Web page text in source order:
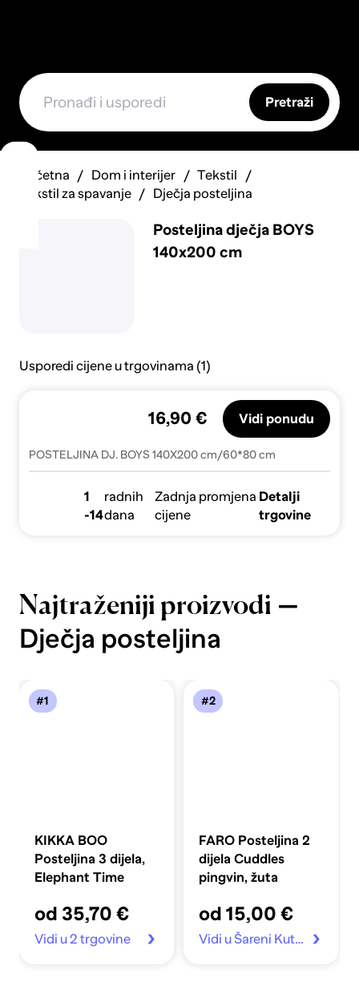
Pretraži
Početna Dom i interijer
Tekstil
Tekstil za spavanje
Dječja posteljina
Posteljina dječja BOYS
140x200 cm
Usporedi cijene u trgovinama (1)
POSTELJINA DJ. BOYS 140X200 cm/60*80 cm
16,90 € Vidi ponudu
1
-14
radnih
dana
Zadnja promjena
cijene
Detalji
trgovine
Najtraženiji proizvodi —
Dječja posteljina
#1
KIKKA BOO
Posteljina 3 dijela,
Elephant Time
od 35,70 €
Vidi u 2 trgovine
#2
FARO Posteljina 2
dijela Cuddles
pingvin, žuta
od 15,00 €
Vidi u Šareni Kutak